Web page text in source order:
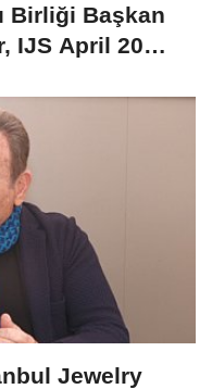
Birliği Başkan
IJS April 2025
Jewelry